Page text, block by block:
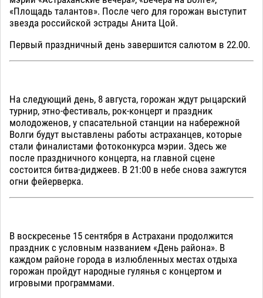
«Площадь талантов». После чего для горожан выступит
звезда российской эстрады Анита Цой.
Первый праздничный день завершится салютом в 22.00.
На следующий день, 8 августа, горожан ждут рыцарский
турнир, этно-фестиваль, рок-концерт и праздник
молодоженов, у спасательной станции на набережной
Волги будут выставлены работы астраханцев, которые
стали финалистами фотоконкурса мэрии. Здесь же
после праздничного концерта, на главной сцене
состоится битва-диджеев. В 21:00 в небе снова зажгутся
огни фейерверка.
В воскресенье 15 сентября в Астрахани продолжится
праздник с условным названием «День района». В
каждом районе города в излюбленных местах отдыха
горожан пройдут народные гулянья с концертом и
игровыми программами.